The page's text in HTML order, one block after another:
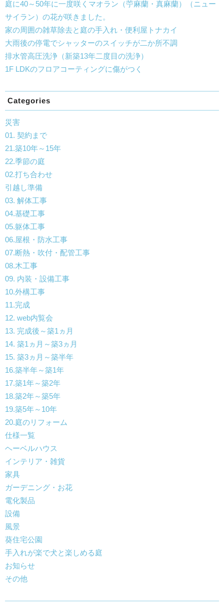
庭に40～50年に一度咲くマオラン（苧麻蘭・真麻蘭）（ニュー
サイラン）の花が咲きました。
家の周囲の雑草除去と庭の手入れ・便利屋トナカイ
大雨後の停電でシャッターのスイッチが二か所不調
排水管高圧洗浄（新築13年二度目の洗浄）
1F LDKのフロアコーティングに傷がつく
Categories
災害
01. 契約まで
21.築10年～15年
22.季節の庭
02.打ち合わせ
引越し準備
03. 解体工事
04.基礎工事
05.躯体工事
06.屋根・防水工事
07.断熱・吹付・配管工事
08.木工事
09. 内装・設備工事
10.外構工事
11.完成
12. web内覧会
13. 完成後～築1ヵ月
14. 築1ヵ月～築3ヵ月
15. 築3ヵ月～築半年
16.築半年～築1年
17.築1年～築2年
18.築2年～築5年
19.築5年～10年
20.庭のリフォーム
仕様一覧
ヘーベルハウス
インテリア・雑貨
家具
ガーデニング・お花
電化製品
設備
風景
葵住宅公園
手入れが楽で犬と楽しめる庭
お知らせ
その他